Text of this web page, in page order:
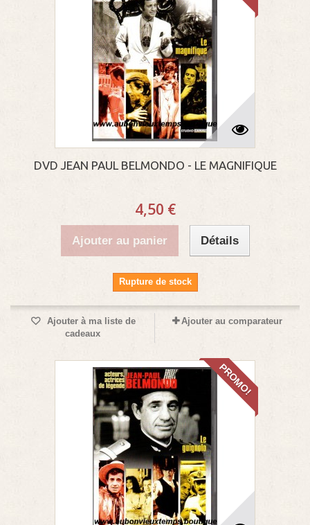
DVD JEAN PAUL BELMONDO - LE MAGNIFIQUE
4,50 €
Ajouter au panier Détails
Rupture de stock
Ajouter à ma liste de
cadeaux
Ajouter au comparateur
PROMO!